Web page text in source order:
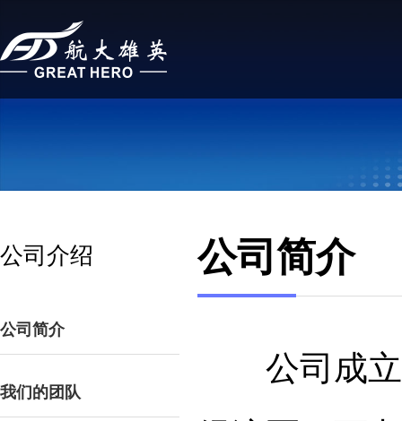
公司介绍
公司简介
我们的团队
公司简介
公司成立